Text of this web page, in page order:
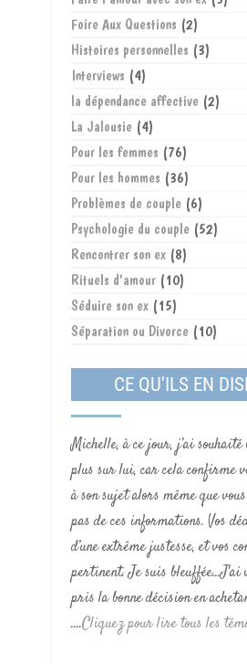
Foire Aux Questions (2)
Histoires personnelles (3)
Interviews (4)
la dépendance affective(2)
La Jalousie(4)
Pour les femmes (76)
Pour les hommes (36)
Problèmes de couple(6)
Psychologie du couple(52)
Rencontrer son ex(8)
Rituels d'amour(10)
Séduire son ex(15)
Séparation ou Divorce(10)
CE QU'ILS EN
Michelle, à ce jour, j’ai
plus sur lui, car cela confirme
à son sujet alors même que
pas de ces informations. Vos
d’une extrême justesse, et vos
pertinent. Je suis
pris la bonne décision en
....Cliquez pour lire tous les